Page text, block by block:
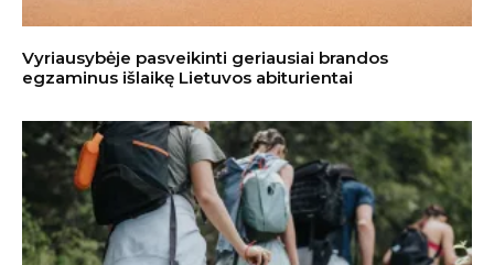
Vyriausybėje pasveikinti geriausiai brandos
egzaminus išlaikę Lietuvos abiturientai